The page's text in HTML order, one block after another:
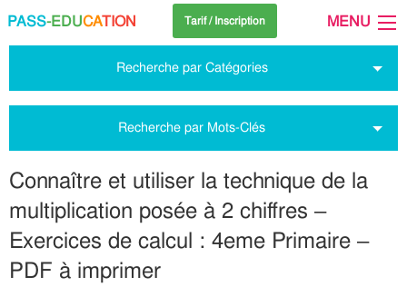
PASS-EDUCATION Tarif / Inscription MENU
Recherche par Catégories
Recherche par Mots-Clés
Connaître et utiliser la technique de la
multiplication posée à 2 chiffres –
Exercices de calcul : 4eme Primaire –
PDF à imprimer